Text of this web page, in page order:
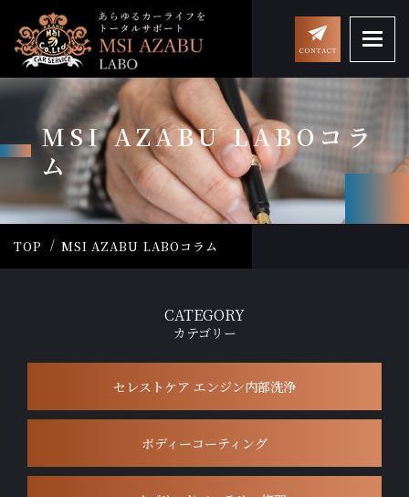
MSI AZABU LABOコラ
ム
TOP MSI AZABU LABOコラム
CATEGORY
カテゴリー
セレストケア エンジン内部洗浄
ボディーコーティング